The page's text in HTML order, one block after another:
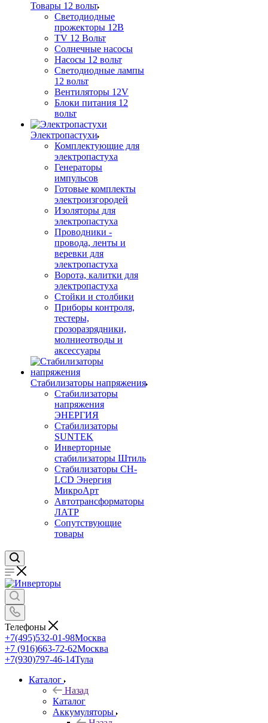
Товары 12 вольт
Светодиодные
прожекторы 12В
TV 12 Вольт
Солнечные насосы
Насосы 12 вольт
Светодиодные лампы
12 вольт
Вентиляторы 12V
Блоки питания 12
вольт
Электропастухи
Комплектующие для
электропастуха
Генераторы
импульсов
Готовые комплекты
электроизгородей
Изоляторы для
электропастуха
Проводники -
провода, ленты и
веревки для
электропастуха
Ворота, калитки для
электропастуха
Стойки и столбики
Приборы контроля,
тестеры,
грозоразрядники,
молниеотводы и
аксессуары
Стабилизаторы напряжения
Стабилизаторы
напряжения
ЭНЕРГИЯ
Стабилизаторы
SUNTEK
Инверторные
стабилизаторы Штиль
Стабилизаторы СН-
LCD Энepгия
МикроАрт
Автотрансформаторы
ЛАТР
Сопутствующие
товары
Телефоны
+7(495)532-01-98Москва
+7 (916)663-72-62Москва
+7(930)797-46-14Тула
Каталог
Назад
Каталог
Аккумуляторы